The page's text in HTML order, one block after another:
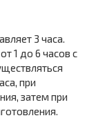
3 часа.
1 до 6 часов с
при
затем при